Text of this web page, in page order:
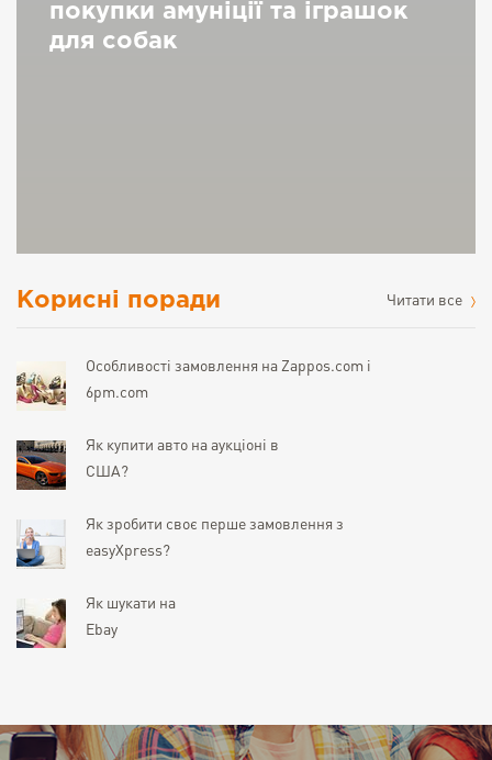
покупки амуніції та іграшок
для собак
Корисні поради Читати все
Особливості замовлення на Zappos.com і
6pm.com
Як купити авто на аукціоні в
США?
Як зробити своє перше замовлення з
easyXpress?
Як шукати на
Ebay